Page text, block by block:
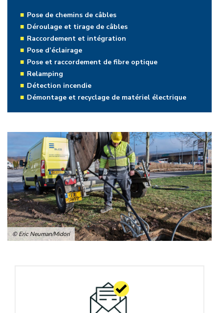
Pose de chemins de câbles
Déroulage et tirage de câbles
Raccordement et intégration
Pose d’éclairage
Pose et raccordement de fibre optique
Relamping
Détection incendie
Démontage et recyclage de matériel électrique
© Eric Neuman/Midori